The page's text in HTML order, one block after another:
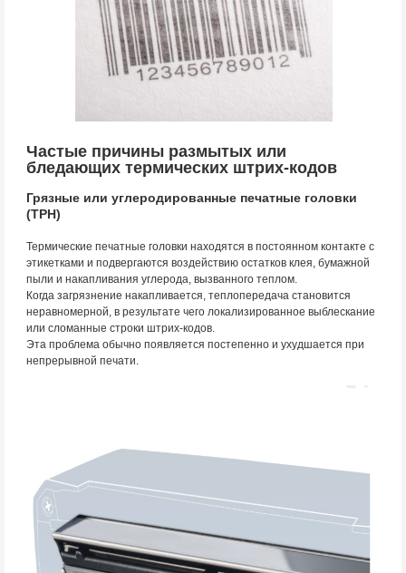
Частые причины размытых или
бледающих термических штрих-кодов
Грязные или углеродированные печатные головки
(TPH)
Термические печатные головки находятся в постоянном контакте с
этикетками и подвергаются воздействию остатков клея, бумажной
пыли и накапливания углерода, вызванного теплом.
Когда загрязнение накапливается, теплопередача становится
неравномерной, в результате чего локализированное выблескание
или сломанные строки штрих-кодов.
Эта проблема обычно появляется постепенно и ухудшается при
непрерывной печати.